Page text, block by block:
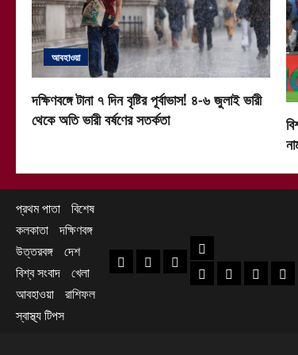
আবহাওয়া
দক্ষিণবঙ্গে টানা ৭ দিন বৃষ্টির পূর্বাভাস! ৪-৬ জুলাই ভারী
থেকে অতি ভারী বর্ষণের সতর্কতা
প্রথম পাতা বিশেষ
কলকাতা দক্ষিণবঙ্গ
উত্তরবঙ্গ দেশ
বিশ্ব সংবাদ খেলা
আবহাওয়া রাশিফল
স্বাস্থ্য টিপস
প্রথম পাতা
বিশেষ কলকাতা
দক্ষিণবঙ্গ
হাওড়া খবরদক্ষিণ ২৪
উত্তর